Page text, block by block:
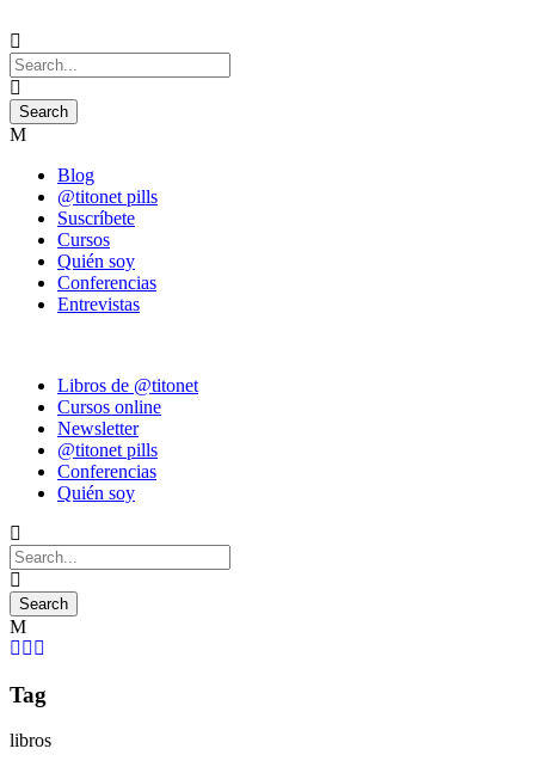
Blog
@titonet pills
Suscríbete
Cursos
Quién soy
Conferencias
Entrevistas
Libros de @titonet
Cursos online
Newsletter
@titonet pills
Conferencias
Quién soy
Tag
libros